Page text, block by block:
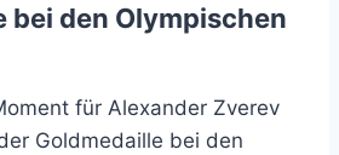
bei den Olympischen
für Alexander Zverev
Goldmedaille bei den